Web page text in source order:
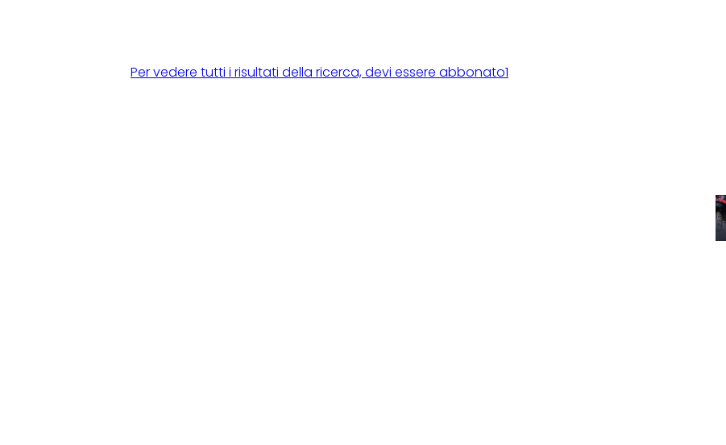
Per vedere tutti i risultati della ricerca, devi essere abbonato1